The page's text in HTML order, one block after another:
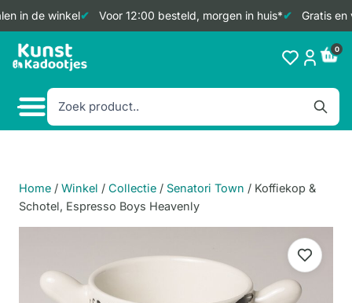
in de winkel Voor 12:00 besteld, morgen in huis* Gratis en
Doorgaan
naar
0
Home / Winkel / Collectie / Senatori Town / Koffiekop &
Schotel, Espresso Boys Heavenly